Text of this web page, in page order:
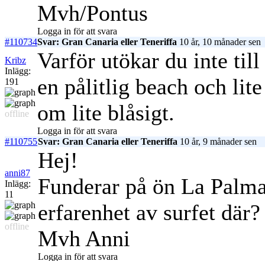
Mvh/Pontus
Logga in för att svara
#110734Svar: Gran Canaria eller Teneriffa 10 år, 10 månader sen
Kribz
Inlägg:
191
offline
Varför utökar du inte till
en pålitlig beach och
om lite blåsigt.
Logga in för att svara
#110755Svar: Gran Canaria eller Teneriffa 10 år, 9 månader sen
anni87
Inlägg:
11
offline
Hej!
Funderar på ön La
erfarenhet av surfet där?
Mvh Anni
Logga in för att svara